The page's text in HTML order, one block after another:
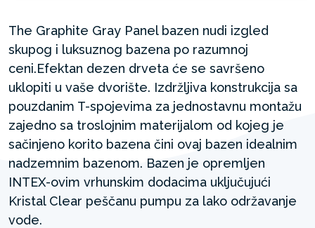
The Graphite Gray Panel bazen nudi izgled
skupog i luksuznog bazena po razumnoj
ceni.Efektan dezen drveta će se savršeno
uklopiti u vaše dvorište. Izdržljiva konstrukcija sa
pouzdanim T-spojevima za jednostavnu montažu
zajedno sa troslojnim materijalom od kojeg je
sačinjeno korito bazena čini ovaj bazen idealnim
nadzemnim bazenom. Bazen je opremljen
INTEX-ovim vrhunskim dodacima uključujući
Kristal Clear peščanu pumpu za lako održavanje
vode.